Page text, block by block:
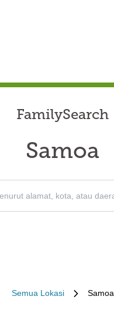
FamilySearch
Samoa
Semua Lokasi Samoa